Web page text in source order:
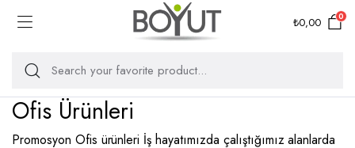
₺0,00 0
Ofis Ürünleri
Promosyon Ofis ürünleri İş hayatımızda çalıştığımız alanlarda